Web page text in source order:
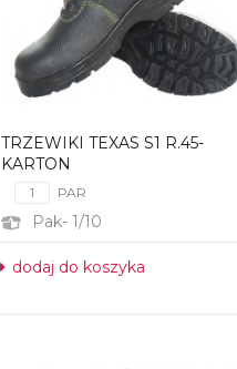
TRZEWIKI TEXAS S1 R.45-
KARTON
PAR
Pak- 1/10
dodaj do koszyka